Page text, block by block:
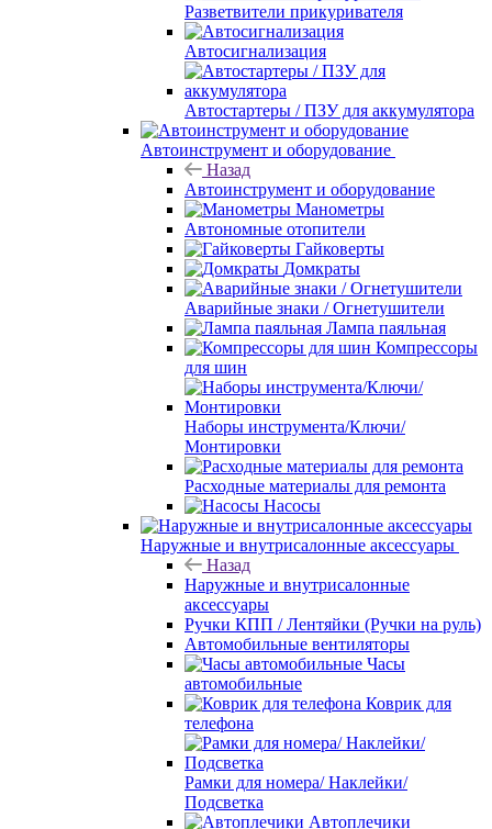
Разветвители прикуривателя
Автосигнализация
Автостартеры / ПЗУ для аккумулятора
Автоинструмент и оборудование
Назад
Автоинструмент и оборудование
Манометры
Автономные отопители
Гайковерты
Домкраты
Аварийные знаки / Огнетушители
Лампа паяльная
Компрессоры
для шин
Наборы инструмента/Ключи/
Монтировки
Расходные материалы для ремонта
Насосы
Наружные и внутрисалонные аксессуары
Назад
Наружные и внутрисалонные
аксессуары
Ручки КПП / Лентяйки (Ручки на руль)
Автомобильные вентиляторы
Часы
автомобильные
Коврик для
телефона
Рамки для номера/ Наклейки/
Подсветка
Автоплечики